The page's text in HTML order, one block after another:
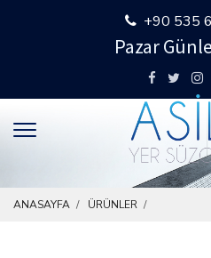
+90 535
Pazar
ANASAYFA ÜRÜNLER